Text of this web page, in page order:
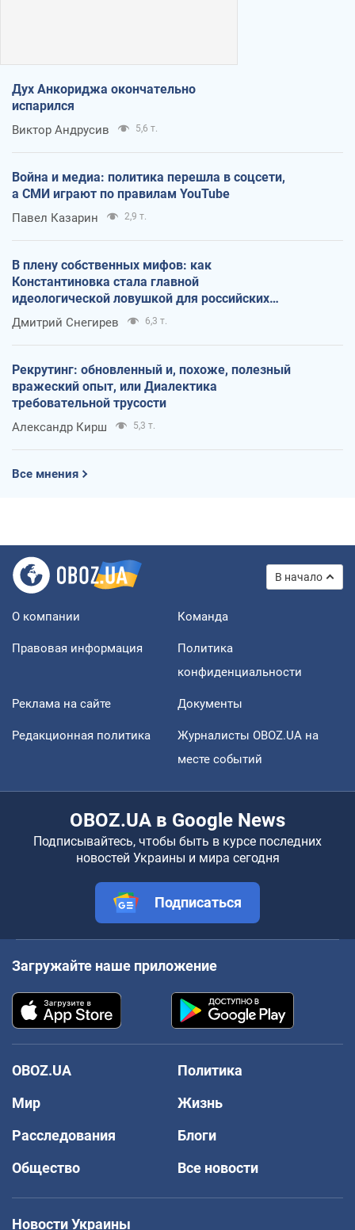
Дух Анкориджа окончательно
испарился
Виктор Андрусив 5,6 т.
Война и медиа: политика перешла в соцсети,
а СМИ играют по правилам YouTube
Павел Казарин 2,9 т.
В плену собственных мифов: как
Константиновка стала главной
идеологической ловушкой для российских
оккупантов
Дмитрий Снегирев 6,3 т.
Рекрутинг: обновленный и, похоже, полезный
вражеский опыт, или Диалектика
требовательной трусости
Александр Кирш 5,3 т.
Все мнения
В начало
О компании Команда
Правовая информация
Политика
конфиденциальности
Реклама на сайте Документы
Редакционная политика
Журналисты OBOZ.UA на
месте событий
OBOZ.UA в Google News
Подписывайтесь, чтобы быть в курсе последних
новостей Украины и мира сегодня
Подписаться
Загружайте наше приложение
OBOZ.UA
Политика
Мир
Жизнь
Расследования
Блоги
Общество
Все новости
Новости Украины